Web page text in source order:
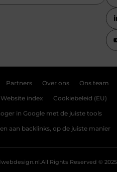
Partners Over ons Ons team
Website index Cookiebeleid (EU)
in Google met de juiste tools
aan backlinks, op de juiste manier
All Rights Reserved © 2025